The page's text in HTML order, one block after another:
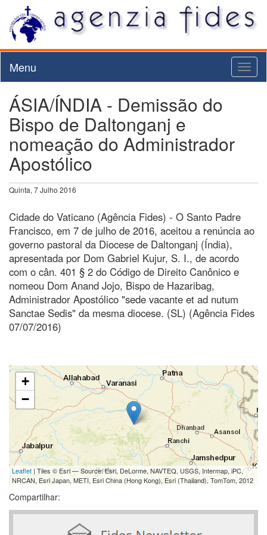
Menu
ÁSIA/ÍNDIA - Demissão do
Bispo de Daltonganj e
nomeação do Administrador
Apostólico
Quinta, 7 Julho 2016
Cidade do Vaticano (Agência Fides) - O Santo Padre
Francisco, em 7 de julho de 2016, aceitou a renúncia ao
governo pastoral da Diocese de Daltonganj (Índia),
apresentada por Dom Gabriel Kujur, S. I., de acordo
com o cân. 401 § 2 do Código de Direito Canônico e
nomeou Dom Anand Jojo, Bispo de Hazaribag,
Administrador Apostólico "sede vacante et ad nutum
Sanctae Sedis" da mesma diocese. (SL) (Agência Fides
07/07/2016)
+
−
Leaflet| Tiles © Esri — Source: Esri, DeLorme, NAVTEQ, USGS, Intermap, iPC,
NRCAN, Esri Japan, METI, Esri China (Hong Kong), Esri (Thailand), TomTom, 2012
Compartilhar: